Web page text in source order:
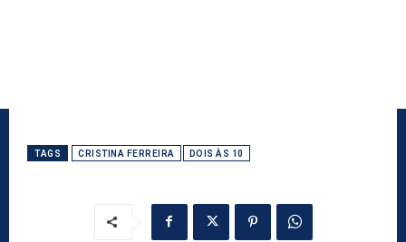
TAGS CRISTINA FERREIRA DOIS ÀS 10